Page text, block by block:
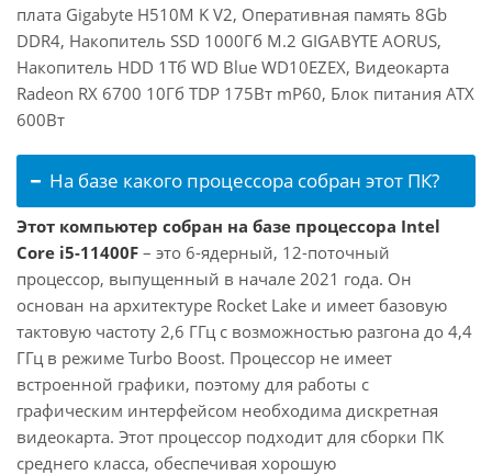
плата Gigabyte H510M K V2, Оперативная память 8Gb
DDR4, Накопитель SSD 1000Гб M.2 GIGABYTE AORUS,
Накопитель HDD 1Тб WD Blue WD10EZEX, Видеокарта
Radeon RX 6700 10Гб TDP 175Вт mP60, Блок питания ATX
600Вт
На базе какого процессора собран этот ПК?
Этот компьютер собран на базе процессора Intel
Core i5-11400F – это 6-ядерный, 12-поточный
процессор, выпущенный в начале 2021 года. Он
основан на архитектуре Rocket Lake и имеет базовую
тактовую частоту 2,6 ГГц с возможностью разгона до 4,4
ГГц в режиме Turbo Boost. Процессор не имеет
встроенной графики, поэтому для работы с
графическим интерфейсом необходима дискретная
видеокарта. Этот процессор подходит для сборки ПК
среднего класса, обеспечивая хорошую